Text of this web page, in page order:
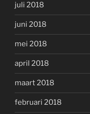
juli 2018
juni 2018
mei 2018
april 2018
maart 2018
februari 2018